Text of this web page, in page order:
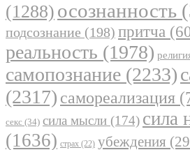
(1288) осознанность
подсознание (198) притча
реальность (1978)
самопознание (2233)
(2317) самореализация
секс (34) сила мысли (174) сила
(1636) страх (22) убеждения